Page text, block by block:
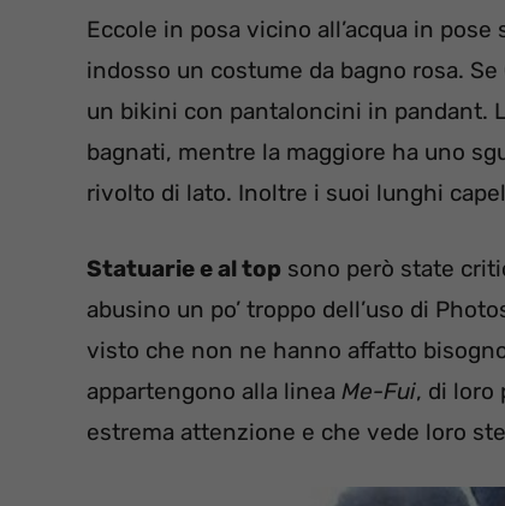
Eccole in posa vicino all’acqua in
indosso un costume da bagno rosa. Se
un bikini con pantaloncini in pandant.
bagnati, mentre la maggiore ha uno
rivolto di lato. Inoltre i suoi lunghi
Statuarie e al top sono però state
abusino un po’ troppo dell’uso di
visto che non ne hanno affatto
appartengono alla linea Me-Fui, di loro
estrema attenzione e che vede loro